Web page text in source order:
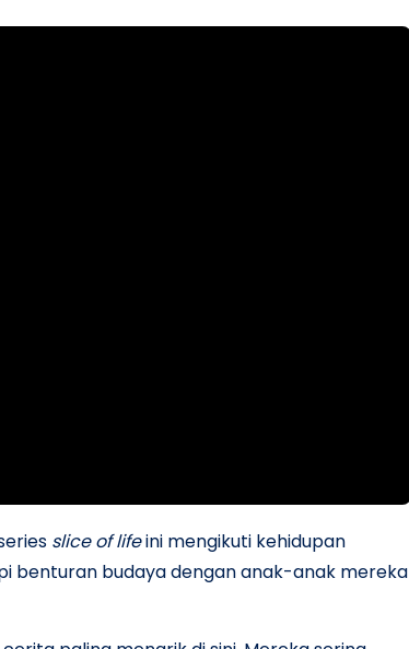
slice of lifeini mengikuti kehidupan
benturan budaya dengan anak-anak mereka